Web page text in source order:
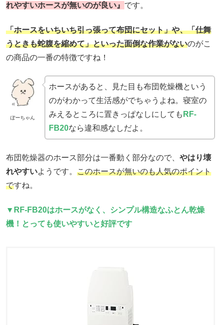
れやすいホースが無いのが良い』 です。
「ホースをいちいち引っ張って布団にセット」や、「仕舞
うときも蛇腹を縮めて」といった面倒な作業がないのがこ
の商品の一番の特徴ですね！
ぽーちゃん
ホースがあると、見た目も布団乾燥機という
のがわかって生活感がでちゃうよね。寝室の
みえるところに置きっぱなしにしても RF-
FB20なら違和感なしだよ。
布団乾燥器のホース部分は一番動く部分なので、 やはり壊
れやすいようです。 このホースが無いのも人気のポイント
ですね。
▼RF-FB20はホースがなく、シンプル構造なふとん乾燥
機！とっても使いやすいと好評です